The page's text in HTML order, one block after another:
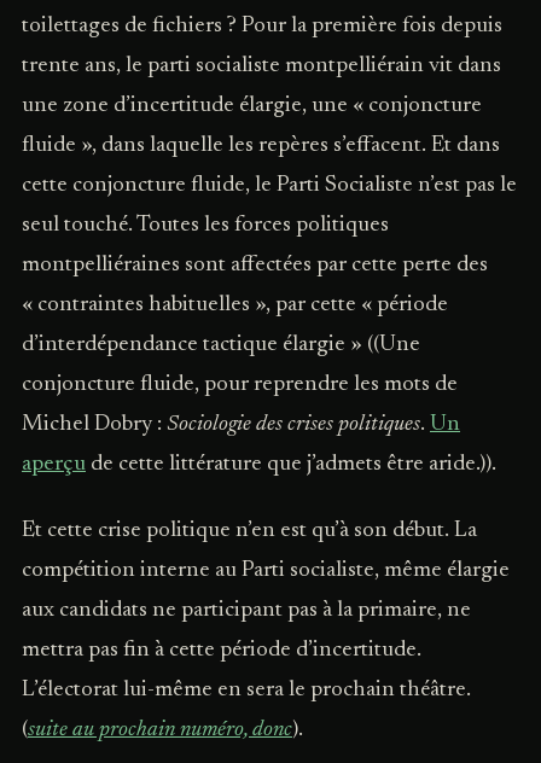
toilettages de fichiers ? Pour la première fois depuis
trente ans, le parti socialiste montpelliérain vit dans
une zone d’incertitude élargie, une « conjoncture
fluide », dans laquelle les repères s’effacent. Et dans
cette conjoncture fluide, le Parti Socialiste n’est pas le
seul touché. Toutes les forces politiques
montpelliéraines sont affectées par cette perte des
« contraintes habituelles », par cette « période
d’interdépendance tactique élargie » ((Une
conjoncture fluide, pour reprendre les mots de
Michel Dobry : Sociologie des crises politiques. Un
aperçu de cette littérature que j’admets être aride.)).
Et cette crise politique n’en est qu’à son début. La
compétition interne au Parti socialiste, même élargie
aux candidats ne participant pas à la primaire, ne
mettra pas fin à cette période d’incertitude.
L’électorat lui-même en sera le prochain théâtre.
(suite au prochain numéro, donc).